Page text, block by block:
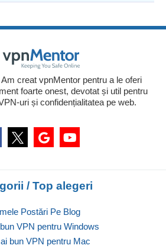
Am creat vpnMentor pentru a le oferi
foarte onest, devotat și util pentru
uri și confidențialitatea pe web.
/ Top alegeri
Postări Pe Blog
VPN pentru Windows
bun VPN pentru Mac